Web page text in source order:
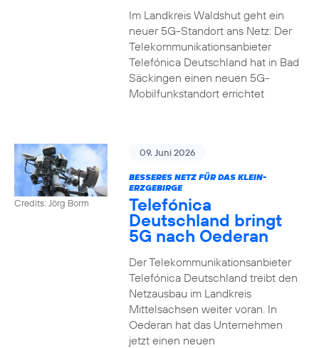
Im Landkreis Waldshut geht ein
neuer 5G-Standort ans Netz: Der
Telekommunikationsanbieter
Telefónica Deutschland hat in Bad
Säckingen einen neuen 5G-
Mobilfunkstandort errichtet
Credits: Jörg Borm
09. Juni 2026
BESSERES NETZ FÜR DAS KLEIN-
ERZGEBIRGE
Telefónica
Deutschland bringt
5G nach Oederan
Der Telekommunikationsanbieter
Telefónica Deutschland treibt den
Netzausbau im Landkreis
Mittelsachsen weiter voran. In
Oederan hat das Unternehmen
jetzt einen neuen